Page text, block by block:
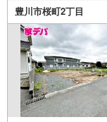
す。・キッ
ってご来場
分 （定休
がスムーズ
チ！もしく
豊川市桜町2丁目